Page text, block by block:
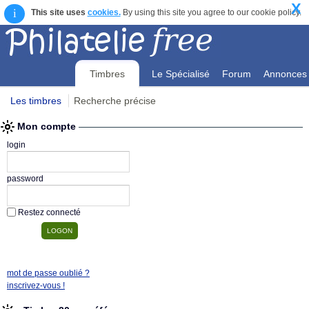
i This site uses cookies.By using this site you agree to our cookie policy.
X
Timbres Le Spécialisé Forum Annonces
Les timbres Recherche précise
Mon compte
login
password
Restez connecté
mot de passe oublié ?
inscrivez-vous !